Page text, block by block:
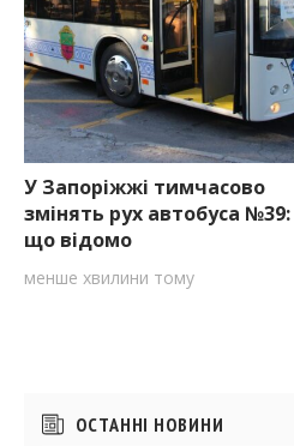
У Запоріжжі тимчасово
змінять рух автобуса №39:
що відомо
менше хвилини тому
Бічні ОСТАННІ НОВИНИ